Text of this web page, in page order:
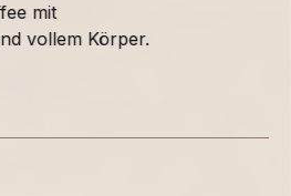
mit
vollem Körper.